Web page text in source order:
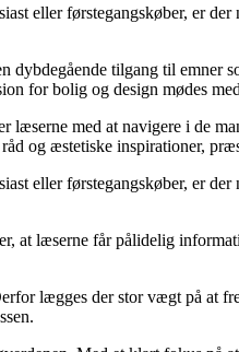
eller førstegangskøber, er
tilgang til emner
for bolig og design mødes
med at navigere i de
og æstetiske inspirationer,
eller førstegangskøber, er
læserne får pålidelig
lægges der stor vægt på at